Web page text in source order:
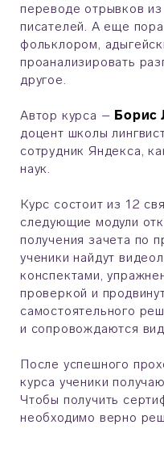
переводе отрывков
писателей. А еще
фольклором,
проанализировать
другое.
Автор курса – Борис
доцент школы
сотрудник Яндекса,
наук.
Курс состоит из 12
следующие модули
получения зачета по
ученики найдут
конспектами,
проверкой и
самостоятельного
и сопровождаются
После успешного
курса ученики
Чтобы получить
необходимо верно